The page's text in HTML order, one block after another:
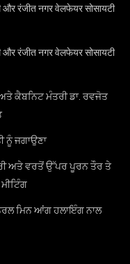
और रंजीत नगर वेलफेयर सोसायटी
और रंजीत नगर वेलफेयर सोसायटी
ਕੈਬਨਿਟ ਮੰਤਰੀ ਡਾ. ਰਵਜੋਤ
ਨੂੰ ਜਗਾਉਣਾ
ਅਤੇ ਵਰਤੋਂ ਉੱਪਰ ਪੂਰਨ ਤੌਰ ਤੇ
ਮਿਨ ਆਂਗ ਹਲਾਇੰਗ ਨਾਲ